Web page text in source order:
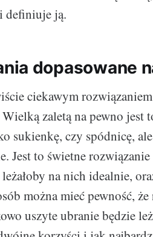
definiuje ją.
dopasowane
ciekawym
zaletą na pewno jest
sukienkę, czy spódnicę,
Jest to świetne
na nich idealnie,
można mieć pewność,
uszyte ubranie będzie